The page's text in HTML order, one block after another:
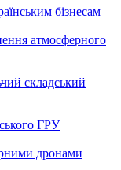
бізнесам
атмосферного
складський
ГРУ
дронами